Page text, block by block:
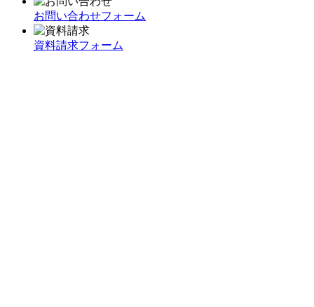
お問い合わせフォーム
資料請求フォーム